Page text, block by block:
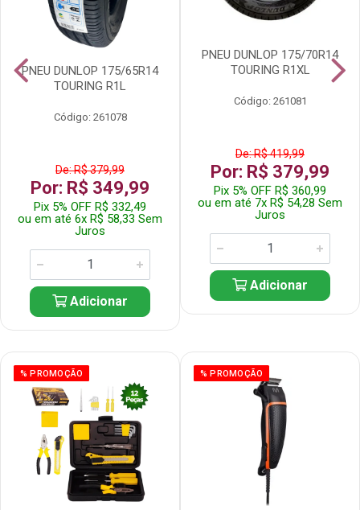
PNEU DUNLOP 175/65R14
TOURING R1L
Código: 261078
De: R$ 379,99
Por: R$ 349,99
Pix 5% OFF R$ 332,49
ou em até 6x R$ 58,33 Sem
Juros
Adicionar
PNEU DUNLOP 175/70R14
TOURING R1XL
Código: 261081
De: R$ 419,99
Por: R$ 379,99
Pix 5% OFF R$ 360,99
ou em até 7x R$ 54,28 Sem
Juros
Adicionar
% PROMOÇÃO % PROMOÇÃO